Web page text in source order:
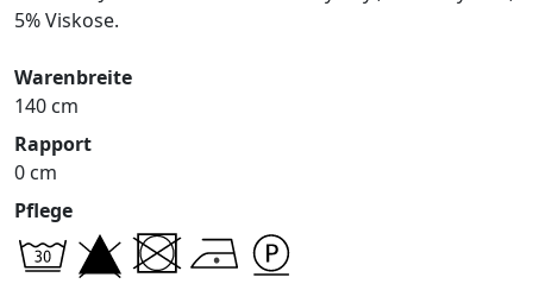
5% Viskose.
Warenbreite
140 cm
Rapport
0 cm
Pflege